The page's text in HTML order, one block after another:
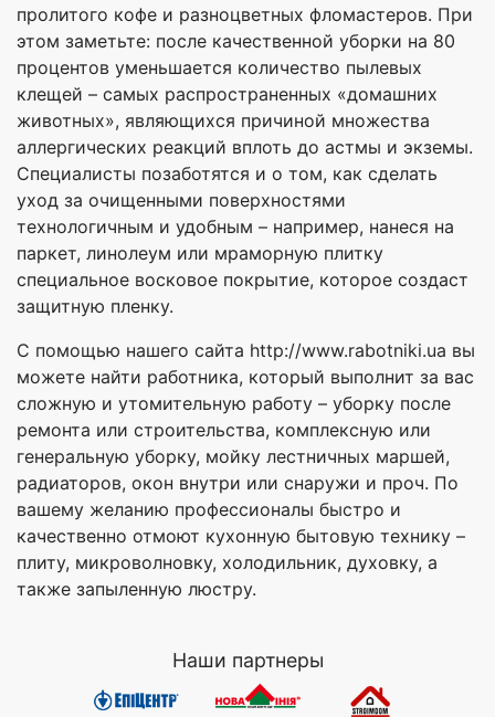
пролитого кофе и разноцветных фломастеров. При
этом заметьте: после качественной уборки на 80
процентов уменьшается количество пылевых
клещей – самых распространенных «домашних
животных», являющихся причиной множества
аллергических реакций вплоть до астмы и экземы.
Специалисты позаботятся и о том, как сделать
уход за очищенными поверхностями
технологичным и удобным – например, нанеся на
паркет, линолеум или мраморную плитку
специальное восковое покрытие, которое создаст
защитную пленку.
С помощью нашего сайта http://www.rabotniki.ua вы
можете найти работника, который выполнит за вас
сложную и утомительную работу – уборку после
ремонта или строительства, комплексную или
генеральную уборку, мойку лестничных маршей,
радиаторов, окон внутри или снаружи и проч. По
вашему желанию профессионалы быстро и
качественно отмоют кухонную бытовую технику –
плиту, микроволновку, холодильник, духовку, а
также запыленную люстру.
Наши партнеры